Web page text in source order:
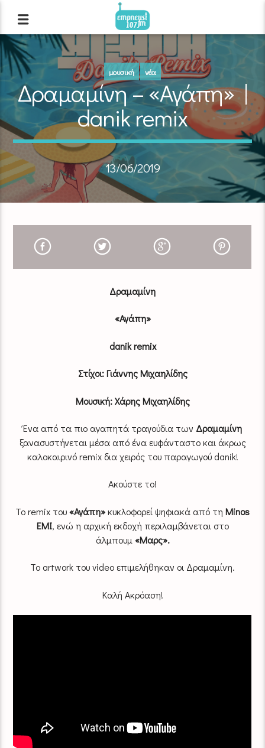
μουσική νέα
Δραμαμίνη – «Αγάπη» |
danik remix
13/06/2019
Δραμαμίνη
«Αγάπη»
danikremix
Στίχοι: Γιάννης Μιχαηλίδης
Μουσική: Χάρης Μιχαηλίδης
Ένα από τα πιο αγαπητά τραγούδια των Δραμαμίνη
ξανασυστήνεται μέσα από ένα ευφάνταστο και άκρως
καλοκαιρινό remix δια χειρός του παραγωγού danik!
Ακούστε το!
Το remix του«Αγάπη»κυκλοφορεί ψηφιακά από τη Minos
EMI, ενώ η αρχική εκδοχή περιλαμβάνεται στο
άλμπουμ «Μαρς».
Το artwork του video επιμελήθηκαν οι Δραμαμίνη.
Καλή Ακρόαση!